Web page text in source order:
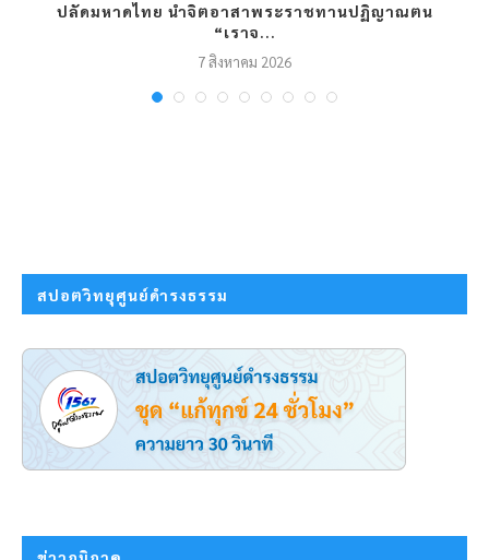
ปลัดมหาดไทย นำจิตอาสาพระราชทานปฏิญาณตน
“เราจ...
7 สิงหาคม 2026
สปอตวิทยุศูนย์ดำรงธรรม